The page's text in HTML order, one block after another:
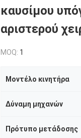
καυσίμου
αριστερού
MOQ: 1
Μοντέλο κινητήρα
Δύναμη μηχανών
Πρότυπο μετάδοσης